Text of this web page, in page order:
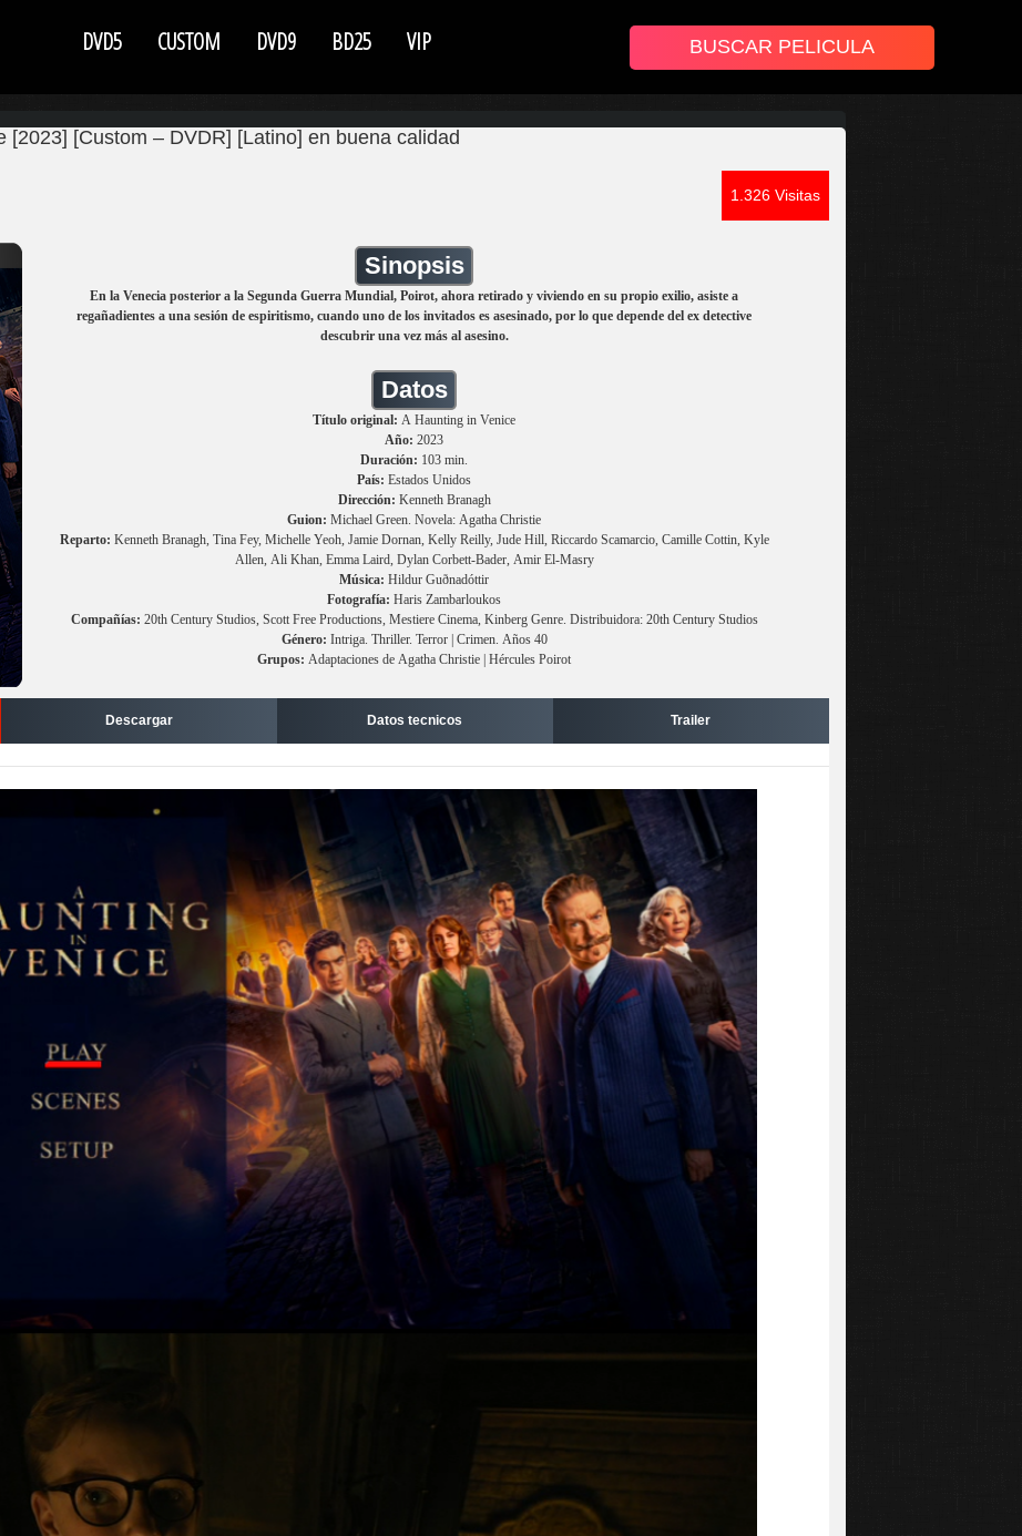
DVD5 CUSTOM DVD9 BD25 VIP
[2023] [Custom – DVDR] [Latino] en buena calidad
1.326 Visitas
Sinopsis
En la Venecia posterior a la Segunda Guerra Mundial, Poirot, ahora retirado y viviendo en su propio exilio, asiste a
regañadientes a una sesión de espiritismo, cuando uno de los invitados es asesinado, por lo que depende del ex detective
descubrir una vez más al asesino.
Datos
Título original: A Haunting in Venice
Año: 2023
Duración: 103 min.
País: Estados Unidos
Dirección: Kenneth Branagh
Guion: Michael Green. Novela: Agatha Christie
Reparto: Kenneth Branagh, Tina Fey, Michelle Yeoh, Jamie Dornan, Kelly Reilly, Jude Hill, Riccardo Scamarcio, Camille Cottin, Kyle
Allen, Ali Khan, Emma Laird, Dylan Corbett-Bader, Amir El-Masry
Música: Hildur Guðnadóttir
Fotografía: Haris Zambarloukos
Compañías: 20th Century Studios, Scott Free Productions, Mestiere Cinema, Kinberg Genre. Distribuidora: 20th Century Studios
Género: Intriga. Thriller. Terror | Crimen. Años 40
Grupos: Adaptaciones de Agatha Christie | Hércules Poirot
Descargar Datos tecnicos Trailer